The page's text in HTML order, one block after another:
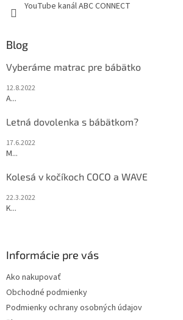
YouTube kanál ABC CONNECT
Blog
Vyberáme matrac pre bábätko
12.8.2022
A...
Letná dovolenka s bábätkom?
17.6.2022
M...
Kolesá v kočíkoch COCO a WAVE
22.3.2022
K...
Informácie pre vás
Ako nakupovať
Obchodné podmienky
Podmienky ochrany osobných údajov